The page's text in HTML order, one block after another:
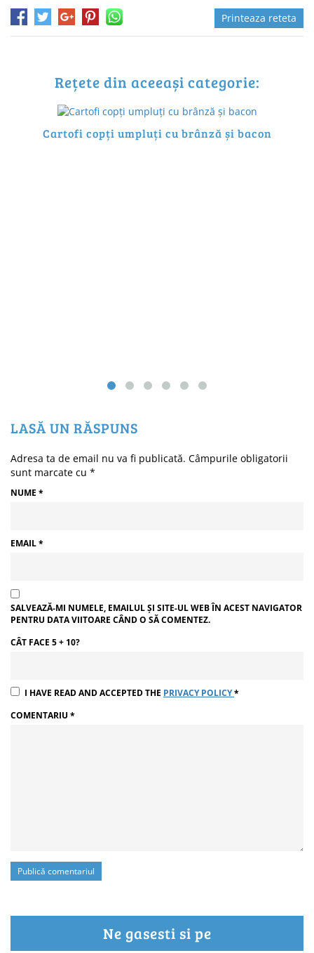
Printeaza reteta
Rețete din aceeași categorie:
Cartofi copți umpluți cu brânză și bacon
LASĂ UN RĂSPUNS
Adresa ta de email nu va fi publicată. Câmpurile obligatorii
sunt marcate cu *
NUME *
EMAIL*
SALVEAZĂ-MI NUMELE, EMAILUL ȘI SITE-UL WEB ÎN ACEST NAVIGATOR
PENTRU DATA VIITOARE CÂND O SĂ COMENTEZ.
CÂT FACE 5 + 10?
I HAVE READ AND ACCEPTED THE PRIVACY POLICY*
COMENTARIU *
Ne gasesti si pe